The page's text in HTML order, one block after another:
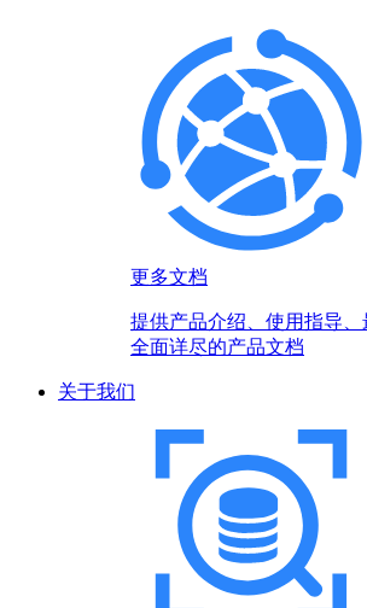
更多文档
提供产品介绍、使用指导
全面详尽的产品文档
关于我们